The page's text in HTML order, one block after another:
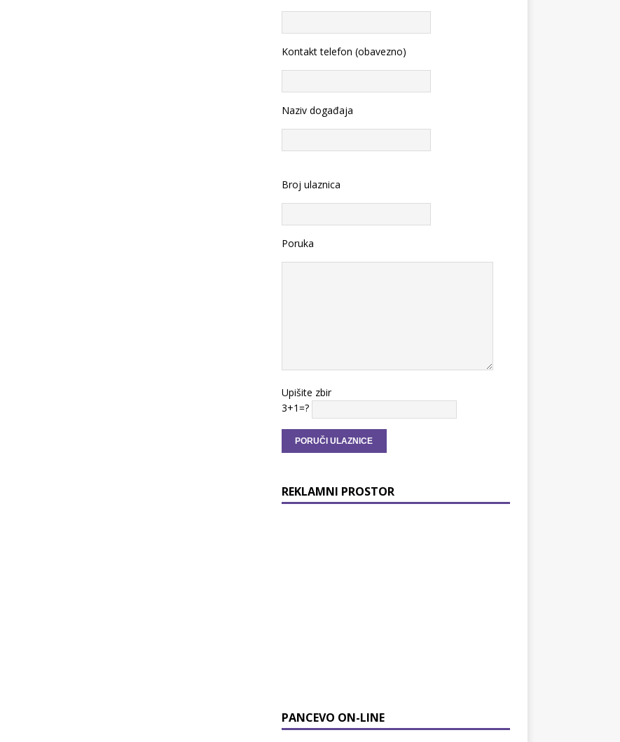
Kontakt telefon (obavezno)
Naziv događaja
Broj ulaznica
Poruka
Upišite zbir
3+1=?
REKLAMNI PROSTOR
PANCEVO ON-LINE